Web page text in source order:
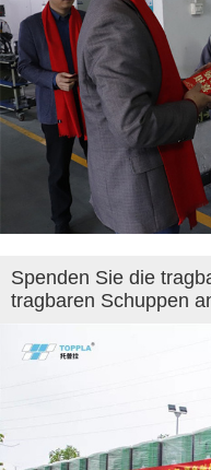
Spenden Sie die
tragbaren Schuppen